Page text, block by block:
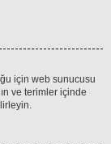
için web sunucusu
ve terimler içinde